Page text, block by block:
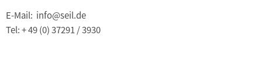
E-Mail: info@seil.de
Tel: + 49 (0) 37291 / 3930